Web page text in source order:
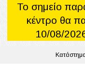
Το σημείο
κέντρο θα
10/08/